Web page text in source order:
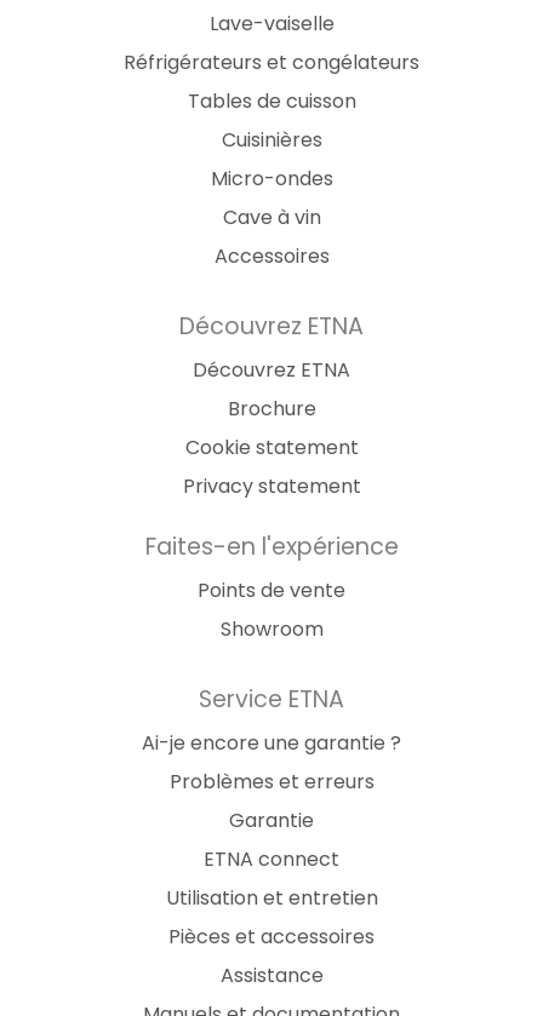
Lave-vaiselle
Réfrigérateurs et congélateurs
Tables de cuisson
Cuisinières
Micro-ondes
Cave à vin
Accessoires
Découvrez ETNA
Découvrez ETNA
Brochure
Cookie statement
Privacy statement
Faites-en l'expérience
Points de vente
Showroom
Service ETNA
Ai-je encore une garantie ?
Problèmes et erreurs
Garantie
ETNA connect
Utilisation et entretien
Pièces et accessoires
Assistance